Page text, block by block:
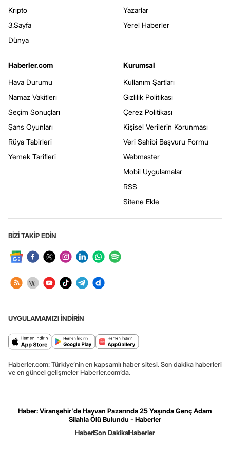
Kripto
3.Sayfa
Dünya
Yazarlar
Yerel Haberler
Haberler.com
Hava Durumu
Namaz Vakitleri
Seçim Sonuçları
Şans Oyunları
Rüya Tabirleri
Yemek Tarifleri
Kurumsal
Kullanım Şartları
Gizlilik Politikası
Çerez Politikası
Kişisel Verilerin Korunması
Veri Sahibi Başvuru Formu
Webmaster
Mobil Uygulamalar
RSS
Sitene Ekle
BİZİ TAKİP EDİN
UYGULAMAMIZI İNDİRİN
Haberler.com: Türkiye’nin en kapsamlı haber sitesi. Son dakika haberleri
ve en güncel gelişmeler Haberler.com’da.
Haber: Viranşehir'de Hayvan Pazarında 25 Yaşında Genç Adam
Silahla Ölü Bulundu - Haberler
HaberSon DakikaHaberler